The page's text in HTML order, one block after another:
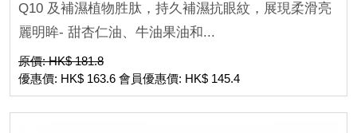
Q10 及補濕植物胜肽，持久補濕抗眼紋，展現柔滑亮
麗明眸- 甜杏仁油、牛油果油和...
原價: HK$ 181.8
優惠價: HK$ 163.6 會員優惠價: HK$ 145.4